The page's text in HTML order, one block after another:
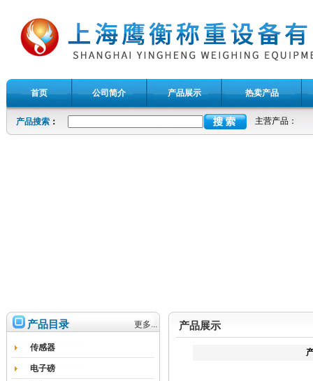
首页 公司简介 产品展示 热卖产品
产品搜索 ： 主营产品：
产品目录 更多...
传感器
电子磅
产品展示